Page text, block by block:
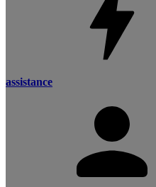
assistance